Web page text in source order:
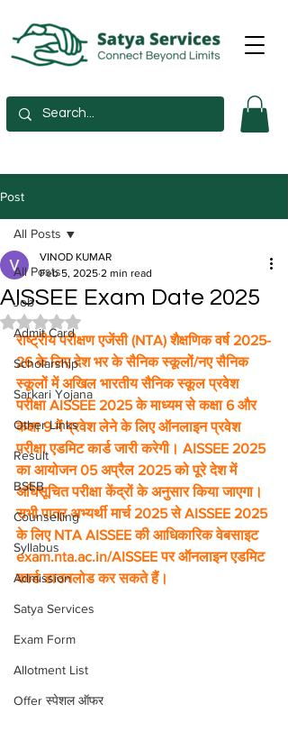
Post
All Posts
Job
Admit Card
Scholarship
Sarkari Yojana
Other Links
Result
BSEB
Counselling
Syllabus
Admission
Satya Services
Exam Form
Allotment List
Offer स्पेशल ऑफर
All Posts
AISSEE Exam Date 2025
VINOD KUMAR
Feb 5, 2025 2 min read
Rated NaN out of 5 stars.
राष्ट्रीय परीक्षण एजेंसी (NTA) शैक्षणिक वर्ष 2025-
26 के लिए देश भर के सैनिक स्कूलों/नए सैनिक
स्कूलों में अखिल भारतीय सैनिक स्कूल प्रवेश
परीक्षा AISSEE 2025 के माध्यम से कक्षा 6 और
कक्षा 9 में प्रवेश लेने के लिए ऑनलाइन प्रवेश
परीक्षा एडमिट कार्ड जारी करेगी। AISSEE 2025
का आयोजन 05 अप्रैल 2025 को पूरे देश में
अधिसूचित परीक्षा केंद्रों के अनुसार किया जाएगा।
सभी पात्र अभ्यर्थी मार्च 2025 से AISSEE 2025
के लिए NTA AISSEE की आधिकारिक वेबसाइट
exam.nta.ac.in/AISSEE पर ऑनलाइन एडमिट
कार्ड डाउनलोड कर सकते हैं।